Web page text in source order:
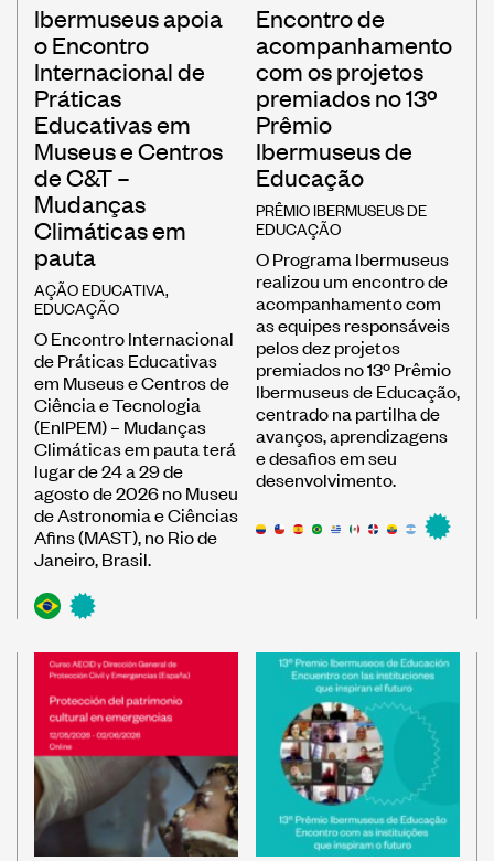
Ibermuseus apoia
o Encontro
Internacional de
Práticas
Educativas em
Museus e Centros
de C&T –
Mudanças
Climáticas em
pauta
AÇÃO EDUCATIVA,
EDUCAÇÃO
O Encontro Internacional
de Práticas Educativas
em Museus e Centros de
Ciência e Tecnologia
(EnIPEM) – Mudanças
Climáticas em pauta terá
lugar de 24 a 29 de
agosto de 2026 no Museu
de Astronomia e Ciências
Afins (MAST), no Rio de
Janeiro, Brasil.
Encontro de
acompanhamento
com os projetos
premiados no 13º
Prêmio
Ibermuseus de
Educação
PRÊMIO IBERMUSEUS DE
EDUCAÇÃO
O Programa Ibermuseus
realizou um encontro de
acompanhamento com
as equipes responsáveis
pelos dez projetos
premiados no 13º Prêmio
Ibermuseus de Educação,
centrado na partilha de
avanços, aprendizagens
e desafios em seu
desenvolvimento.